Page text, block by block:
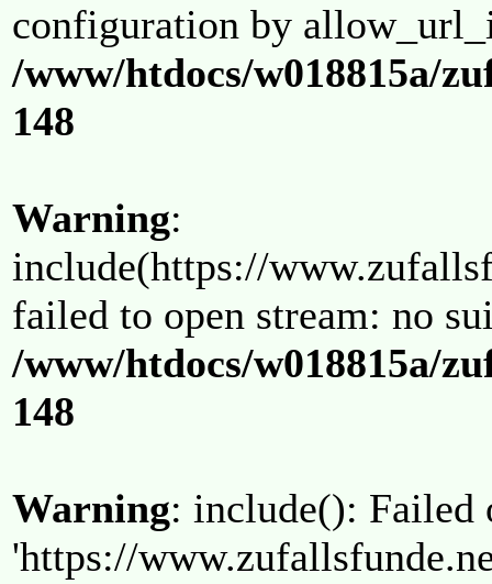
configuration by
/www/htdocs/w018815a/
148
Warning:
include(https://
failed to open stream: no
/www/htdocs/w018815a/
148
Warning: include(): Failed
'https://